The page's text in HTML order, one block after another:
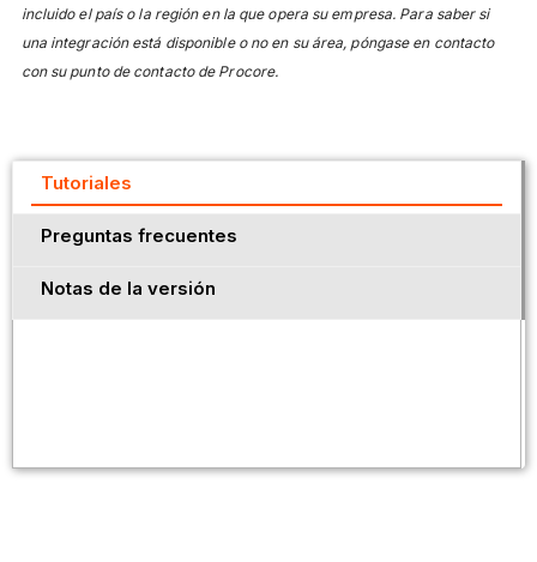
incluido el país o la región en la que opera su empresa. Para saber si
una integración está disponible o no en su área, póngase en contacto
con su punto de contacto de Procore.
Tutoriales
Preguntas frecuentes
Notas de la versión